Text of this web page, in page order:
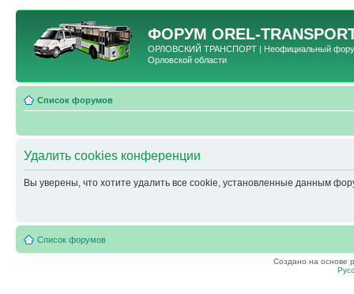
ФОРУМ OREL-
ОРЛОВСКИЙ ТРАНСПОРТ | Неофициальный форум
Орловской области
Список форумов
Удалить cookies конференции
Вы уверены, что хотите удалить все cookie, установленные данным
Список форумов
Создано на основе